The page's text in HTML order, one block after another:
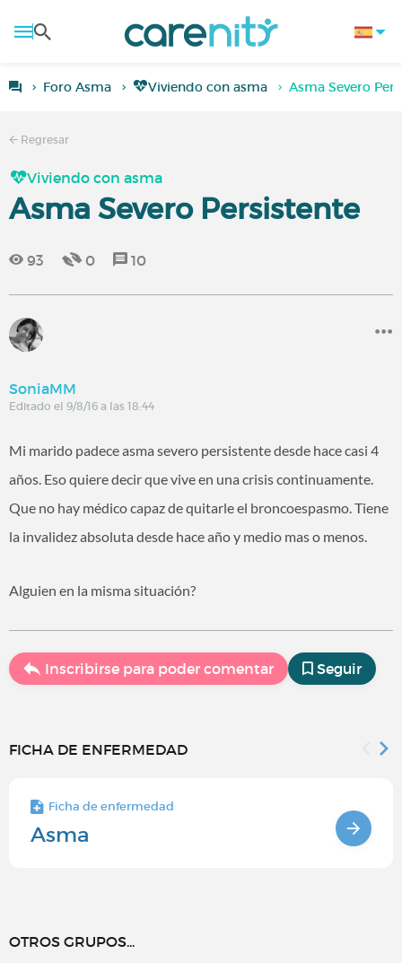
Foro Asma Viviendo con asma Asma Severo
Regresar
Viviendo con asma
Asma Severo Persistente
93 0 10
SoniaMM
Editado el 9/8/16 a las 18:44
Mi marido padece asma severo persistente desde hace casi 4
años. Eso quiere decir que vive en una crisis continuamente.
Que no hay médico capaz de quitarle el broncoespasmo. Tiene
la invalidez absoluta desde hace año y medio mas o menos.
Alguien en la misma situación?
Inscribirse para poder comentar Seguir
FICHA DE ENFERMEDAD
Ficha de enfermedad
Asma
OTROS GRUPOS...